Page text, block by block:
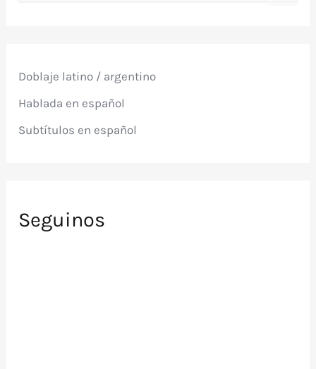
o
:
Doblaje latino / argentino
Hablada en español
Subtítulos en español
Seguinos